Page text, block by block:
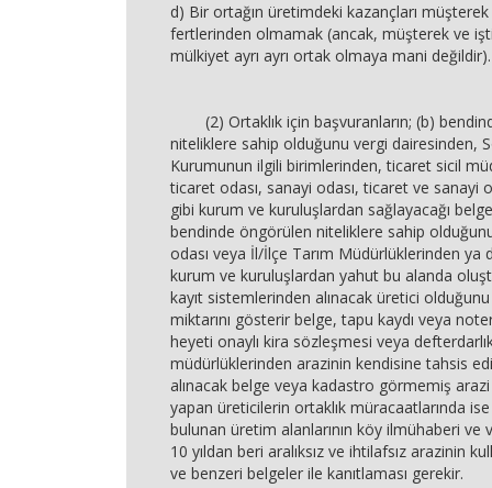
d) Bir ortağın üretimdeki kazançları
fertlerinden olmamak (ancak, müşterek ve
mülkiyet ayrı ayrı ortak olmaya mani değildir).
(2) Ortaklık için başvuranların; (b)
niteliklere sahip olduğunu vergi dairesinden,
Kurumunun ilgili birimlerinden, ticaret sicil
ticaret odası, sanayi odası, ticaret ve sanayi
gibi kurum ve kuruluşlardan sağlayacağı
bendinde öngörülen niteliklere sahip
odası veya İl/İlçe Tarım Müdürlüklerinden ya
kurum ve kuruluşlardan yahut bu alanda
kayıt sistemlerinden alınacak üretici
miktarını gösterir belge, tapu kaydı veya
heyeti onaylı kira sözleşmesi veya
müdürlüklerinden arazinin kendisine tahsis
alınacak belge veya kadastro görmemiş
yapan üreticilerin ortaklık müracaatlarında ise
bulunan üretim alanlarının köy ilmühaberi ve
10 yıldan beri aralıksız ve ihtilafsız arazinin
ve benzeri belgeler ile kanıtlaması gerekir.